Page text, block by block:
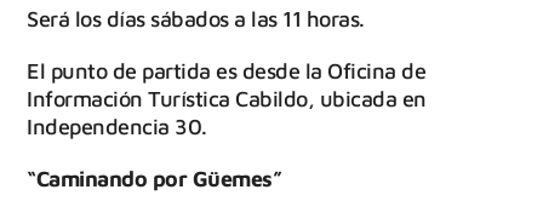
Será los días sábados a las 11 horas.
El punto de partida es desde la Oficina de
Información Turística Cabildo, ubicada en
Independencia 30.
“Caminando por Güemes”